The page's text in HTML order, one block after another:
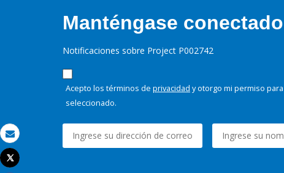
Correo electrónico
Imprimir
Tweet
Manténgase
Notificaciones sobre Project P002742
Acepto los términos de privacidad y otorgo mi permiso
seleccionado.